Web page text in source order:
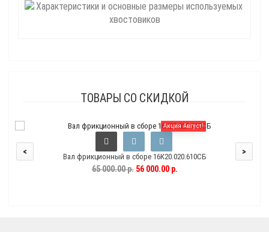
ТОВАРЫ СО СКИДКОЙ
Акция Август!
Вал фрикционный в сборе 16К20.020.610СБ
65 000.00 р.56 000.00 р.
< >